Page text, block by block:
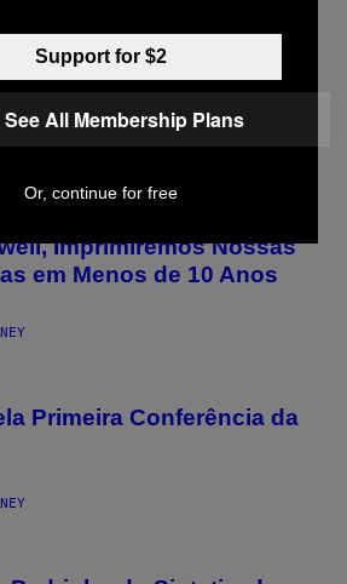
Pulando de um
Imprimiremos Nossas
em Menos de 10 Anos
Primeira Conferência da
Support for $2
See All Membership Plans
Or, continue for free